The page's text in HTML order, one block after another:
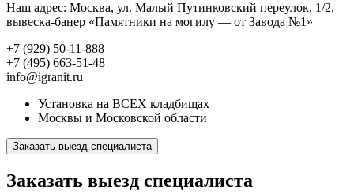
Наш адрес: Москва, ул. Малый Путинковский переулок, 1/2,
вывеска-банер «Памятники на могилу — от Завода №1»
+7 (929) 50-11-888
+7 (495) 663-51-48
info@igranit.ru
Установка на ВСЕХ кладбищах
Москвы и Московской области
Заказать выезд специалиста
Заказать выезд специалиста